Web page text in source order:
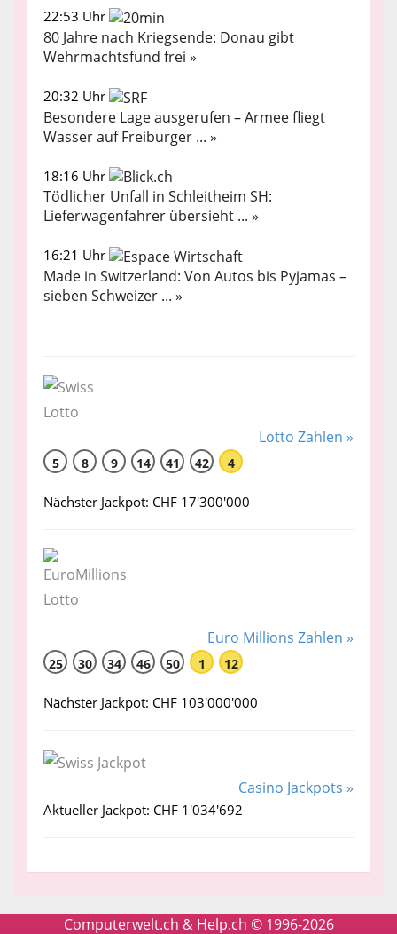
22:53 Uhr
80 Jahre nach Kriegsende: Donau gibt
Wehrmachtsfund frei »
20:32 Uhr
Besondere Lage ausgerufen – Armee fliegt
Wasser auf Freiburger ... »
18:16 Uhr
Tödlicher Unfall in Schleitheim SH:
Lieferwagenfahrer übersieht ... »
16:21 Uhr
Made in Switzerland: Von Autos bis Pyjamas –
sieben Schweizer ... »
Lotto Zahlen »
5 8 9 14 41 42 4
Nächster Jackpot: CHF 17'300'000
Euro Millions Zahlen »
25 30 34 46 50 1 12
Nächster Jackpot: CHF 103'000'000
Casino Jackpots »
Aktueller Jackpot: CHF 1'034'692
Computerwelt.ch & Help.ch © 1996-2026